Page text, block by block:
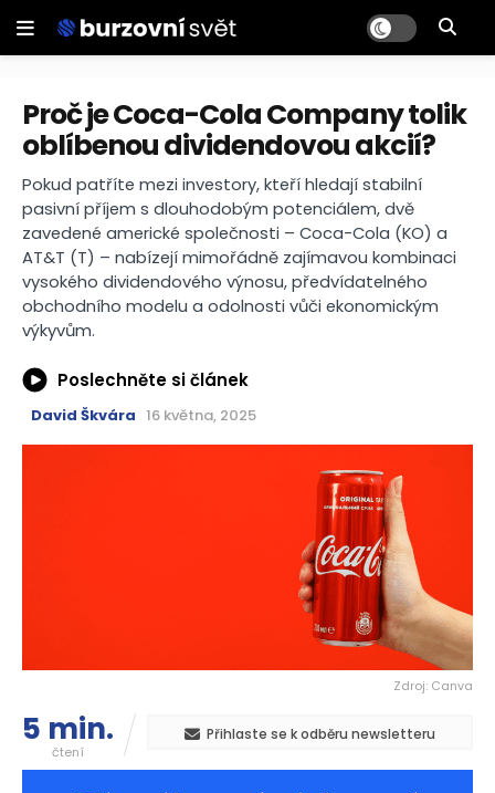
Proč je Coca-Cola Company tolik
oblíbenou dividendovou akcií?
Pokud patříte mezi investory, kteří hledají stabilní
pasivní příjem s dlouhodobým potenciálem, dvě
zavedené americké společnosti – Coca-Cola (KO) a
AT&T (T) – nabízejí mimořádně zajímavou kombinaci
vysokého dividendového výnosu, předvídatelného
obchodního modelu a odolnosti vůči ekonomickým
výkyvům.
Poslechněte si článek
David Škvára 16 května, 2025
Zdroj: Canva
5 min.
čtení
Přihlaste se k odběru newsletteru